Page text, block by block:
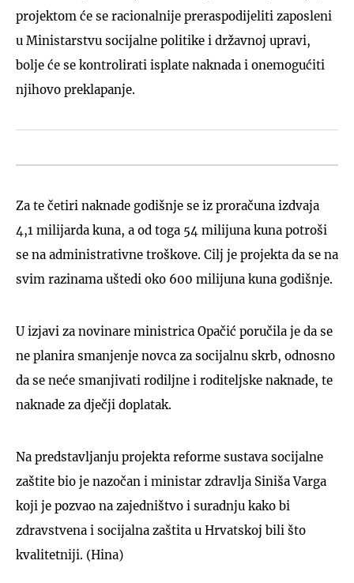
projektom će se racionalnije preraspodijeliti zaposleni
u Ministarstvu socijalne politike i državnoj upravi,
bolje će se kontrolirati isplate naknada i onemogućiti
njihovo preklapanje.
Za te četiri naknade godišnje se iz proračuna izdvaja
4,1 milijarda kuna, a od toga 54 milijuna kuna potroši
se na administrativne troškove. Cilj je projekta da se na
svim razinama uštedi oko 600 milijuna kuna godišnje.
U izjavi za novinare ministrica Opačić poručila je da se
ne planira smanjenje novca za socijalnu skrb, odnosno
da se neće smanjivati rodiljne i roditeljske naknade, te
naknade za dječji doplatak.
Na predstavljanju projekta reforme sustava socijalne
zaštite bio je nazočan i ministar zdravlja Siniša Varga
koji je pozvao na zajedništvo i suradnju kako bi
zdravstvena i socijalna zaštita u Hrvatskoj bili što
kvalitetniji. (Hina)